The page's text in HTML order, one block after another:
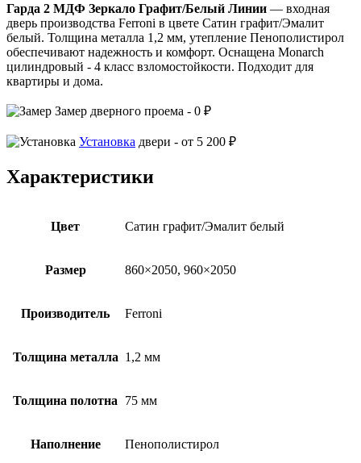
Гарда 2 МДФ Зеркало Графит/Белый Линии — входная
дверь производства Ferroni в цвете Сатин графит/Эмалит
белый. Толщина металла 1,2 мм, утепление Пенополистирол
обеспечивают надежность и комфорт. Оснащена Monarch
цилиндровый - 4 класс взломостойкости. Подходит для
квартиры и дома.
Замер дверного проема - 0 ₽
Установка двери - от 5 200 ₽
Характеристики
Цвет Сатин графит/Эмалит белый
Размер 860×2050, 960×2050
Производитель Ferroni
Толщина металла 1,2 мм
Толщина полотна 75 мм
Наполнение Пенополистирол